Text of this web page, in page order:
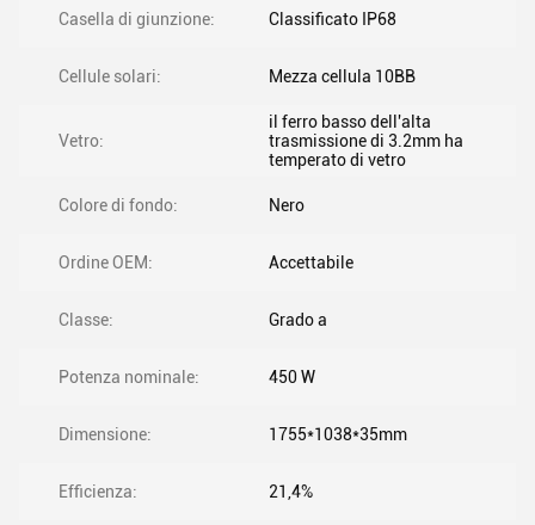
Casella di giunzione: Classificato IP68
Cellule solari: Mezza cellula 10BB
Vetro:
il ferro basso dell'alta
trasmissione di 3.2mm ha
temperato di vetro
Colore di fondo: Nero
Ordine OEM: Accettabile
Classe: Grado a
Potenza nominale: 450 W
Dimensione: 1755*1038*35mm
Efficienza: 21,4%